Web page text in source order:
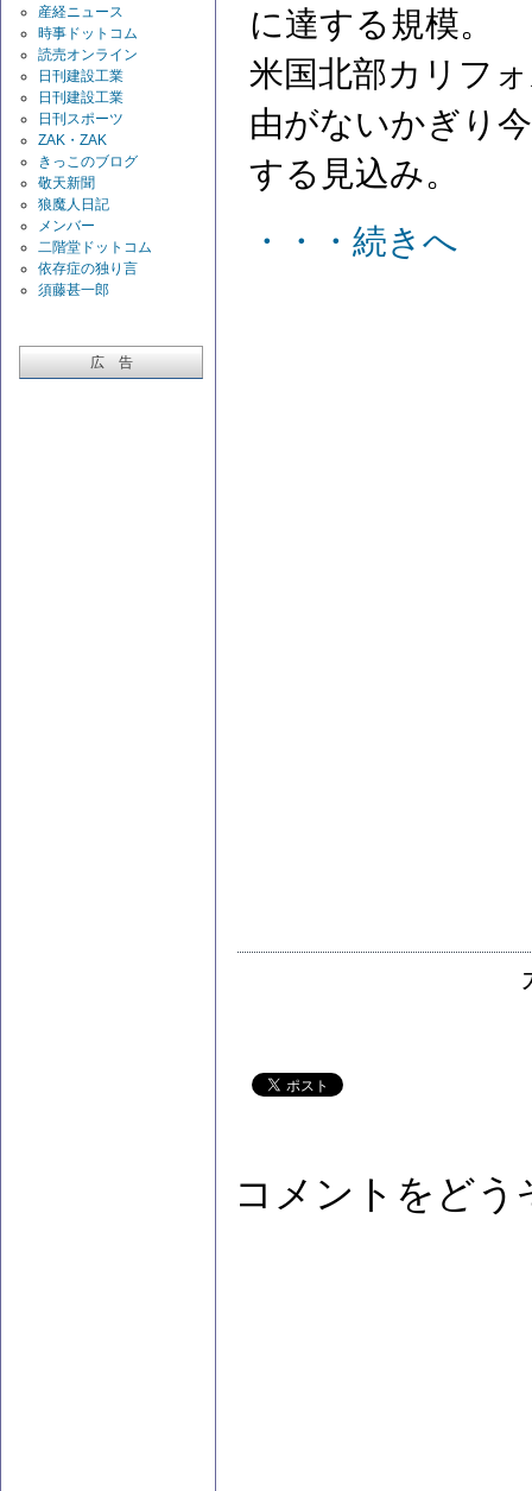
産経ニュース
時事ドットコム
読売オンライン
日刊建設工業
日刊建設工業
日刊スポーツ
ZAK・ZAK
きっこのブログ
敬天新聞
狼魔人日記
メンバー
二階堂ドットコム
依存症の独り言
須藤甚一郎
広 告
に達する規模。
米国北部カリフ
由がないかぎり
する見込み。
・・・続きへ
コメントをどう